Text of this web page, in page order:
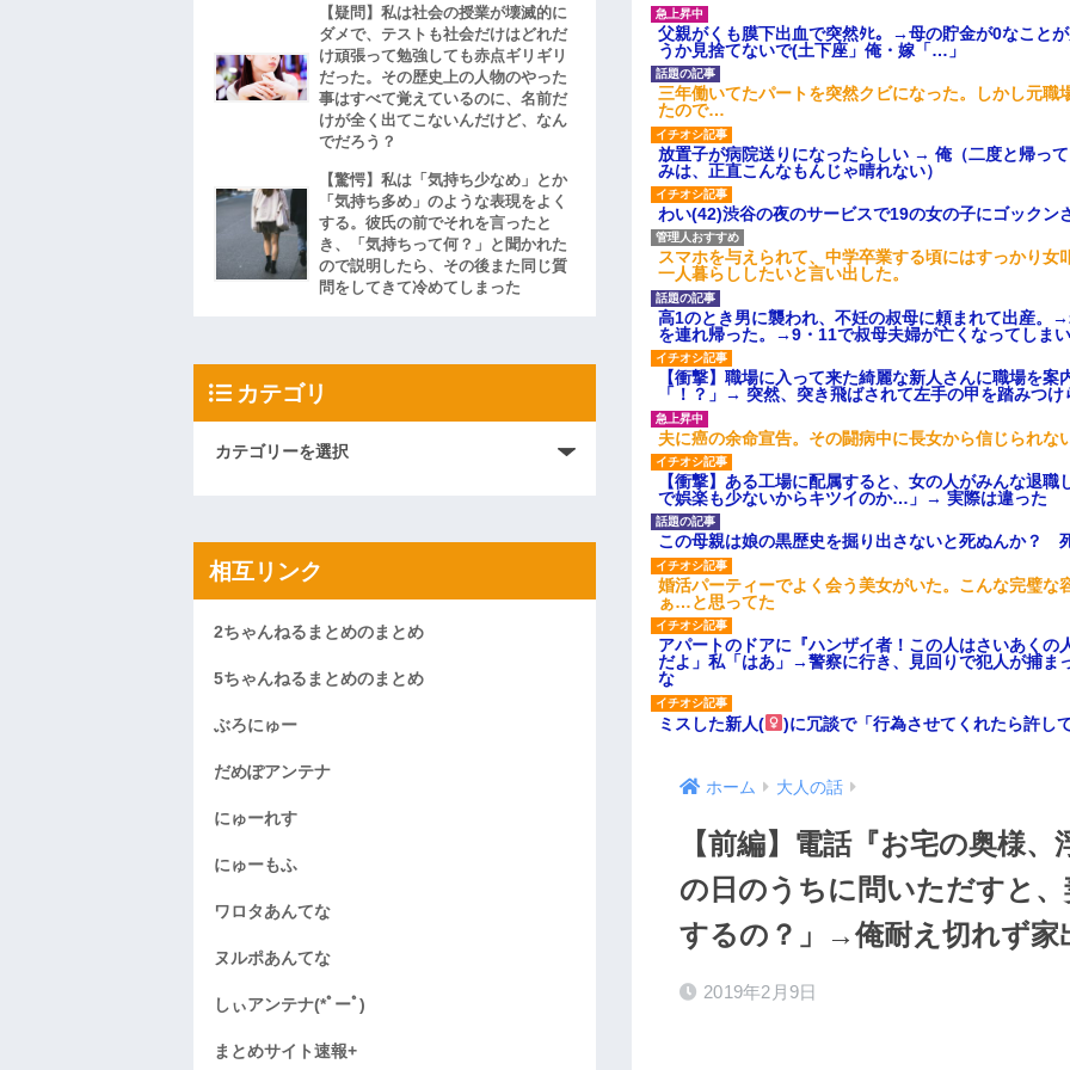
父親がくも膜下出血で突然ﾀﾋ。→母の貯金が0なこと
うか見捨てないで(土下座」俺・嫁「…」
三年働いてたパートを突然クビになった。しかし元職
たので…
放置子が病院送りになったらしい → 俺（二度と帰っ
みは、正直こんなもんじゃ晴れない）
わい(42)渋谷の夜のサービスで19の女の子にゴックン
スマホを与えられて、中学卒業する頃にはすっかり
一人暮らししたいと言い出した。
高1のとき男に襲われ、不妊の叔母に頼まれて出産。
を連れ帰った。→9・11で叔母夫婦が亡くなってしま
【衝撃】職場に入って来た綺麗な新人さんに職場を
「！？」→ 突然、突き飛ばされて左手の甲を踏みつ
夫に癌の余命宣告。その闘病中に長女から信じられな
【衝撃】ある工場に配属すると、女の人がみんな退
で娯楽も少ないからキツイのか…」→ 実際は違った
この母親は娘の黒歴史を掘り出さないと死ぬんか？
婚活パーティーでよく会う美女がいた。こんな完璧な
ぁ…と思ってた
アパートのドアに『ハンザイ者！この人はさいあく
だよ」私「はあ」→警察に行き、見回りで犯人が捕
な
ミスした新人( )に冗談で「行為させてくれたら許し
ホーム 大人の話
【前編】電話『お宅の奥様
の日のうちに問いただすと
するの？」→俺耐え切れず家
2019年2月9日
【疑問】私は社会の授業が壊滅的に
ダメで、テストも社会だけはどれだ
け頑張って勉強しても赤点ギリギリ
だった。その歴史上の人物のやった
事はすべて覚えているのに、名前だ
けが全く出てこないんだけど、なん
でだろう？
【驚愕】私は「気持ち少なめ」とか
「気持ち多め」のような表現をよく
する。彼氏の前でそれを言ったと
き、「気持ちって何？」と聞かれた
ので説明したら、その後また同じ質
問をしてきて冷めてしまった
カテゴリ
相互リンク
2ちゃんねるまとめのまとめ
5ちゃんねるまとめのまとめ
ぶろにゅー
だめぽアンテナ
にゅーれす
にゅーもふ
ワロタあんてな
ヌルポあんてな
しぃアンテナ(*ﾟーﾟ)
まとめサイト速報+